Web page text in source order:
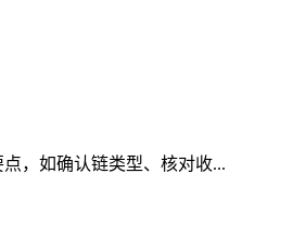
，如确认链类型、核对收...